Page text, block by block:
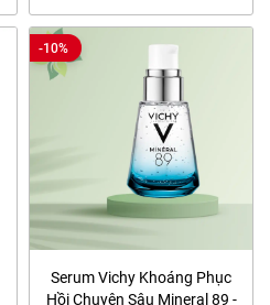
-10%
Serum Vichy Khoáng Phục
Hồi Chuyên Sâu Mineral 89 -